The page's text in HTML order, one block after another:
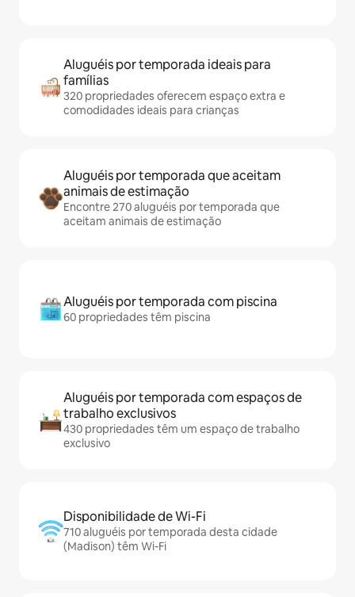
Aluguéis por temporada ideais para
famílias
320 propriedades oferecem espaço extra e
comodidades ideais para crianças
Aluguéis por temporada que aceitam
animais de estimação
Encontre 270 aluguéis por temporada que
aceitam animais de estimação
Aluguéis por temporada com piscina
60 propriedades têm piscina
Aluguéis por temporada com espaços de
trabalho exclusivos
430 propriedades têm um espaço de trabalho
exclusivo
Disponibilidade de Wi-Fi
710 aluguéis por temporada desta cidade
(Madison) têm Wi-Fi